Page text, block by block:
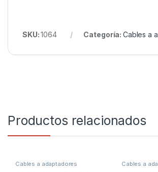
SKU:1064 Categoría: Cables a
Productos relacionados
Cables a adaptadores Cables a